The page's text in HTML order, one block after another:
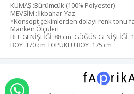
KUMAŞ :Bürümcük (100% Polyester)
MEVSİM :İlkbahar-Yaz
*Konsept çekimlerden dolayı renk tonu
Manken Ölçüleri
BEL GENİŞLİĞİ :88 cm GÖĞÜS GENİŞLİĞİ :
BOY :170 cm TOPUKLU BOY :175 cm